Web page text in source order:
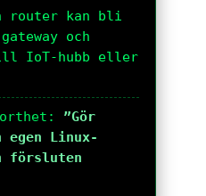
router kan bli
och
IoT-hubb eller
”Gör
Linux-
försluten